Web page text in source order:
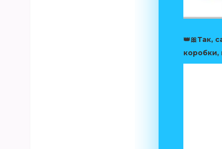
👑🎀Так,
коробки,